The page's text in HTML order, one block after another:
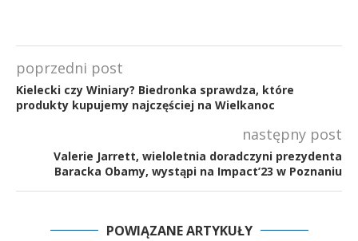
poprzedni post
Kielecki czy Winiary? Biedronka sprawdza, które
produkty kupujemy najczęściej na Wielkanoc
następny post
Valerie Jarrett, wieloletnia doradczyni prezydenta
Baracka Obamy, wystąpi na Impact’23 w Poznaniu
POWIĄZANE ARTYKUŁY